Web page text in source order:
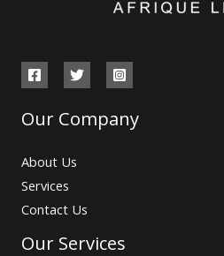
Our Company
About Us
Services
Contact Us
Our Services